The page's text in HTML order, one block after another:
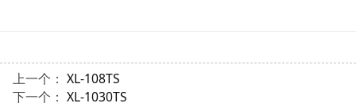
上一个： XL-108TS
下一个： XL-1030TS